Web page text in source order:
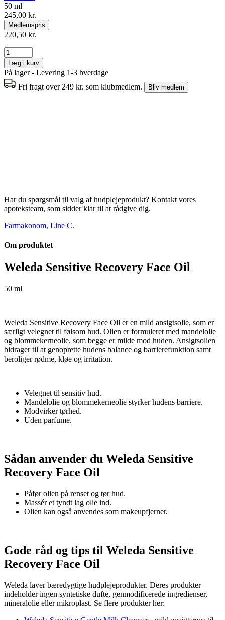
50 ml
245,00 kr.
Medlemspris
220,50 kr.
Læg i kurv
På lager - Levering 1-3 hverdage
Fri fragt over 249 kr. som klubmedlem.
Bliv medlem
Har du spørgsmål til valg af hudplejeprodukt? Kontakt vores
apoteksteam, som sidder klar til at rådgive dig.
Farmakonom, Line C.
Om produktet
Weleda Sensitive Recovery Face Oil
50 ml
Weleda Sensitive Recovery Face Oil er en mild ansigtsolie, som er
særligt velegnet til følsom hud. Olien er formuleret med mandelolie
og blommekerneolie, som begge er milde mod huden. Ansigtsolien
bidrager til at genoprette hudens balance og barrierefunktion samt
beroliger rødme, kløe og irritation.
Velegnet til sensitiv hud.
Mandelolie og blommekerneolie styrker hudens barriere.
Modvirker tørhed.
Uden parfume.
Sådan anvender du Weleda Sensitive
Recovery Face Oil
Påfør olien på renset og tør hud.
Massér et tyndt lag olie ind.
Olien kan også anvendes som makeupfjerner.
Gode råd og tips til Weleda Sensitive
Recovery Face Oil
Weleda laver bæredygtige hudplejeprodukter. Deres produkter
indeholder ingen syntetiske dufte, genmodificerede ingredienser,
mineralolie eller mikroplast. Se flere produkter her: